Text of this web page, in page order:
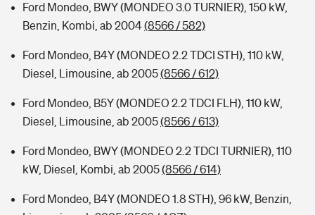
Ford Mondeo, BWY (MONDEO 3.0 TURNIER), 150 kW,
Benzin, Kombi, ab 2004(8566 / 582)
Ford Mondeo, B4Y (MONDEO 2.2 TDCI STH), 110 kW,
Diesel, Limousine, ab 2005(8566 / 612)
Ford Mondeo, B5Y (MONDEO 2.2 TDCI FLH), 110 kW,
Diesel, Limousine, ab 2005(8566 / 613)
Ford Mondeo, BWY (MONDEO 2.2 TDCI TURNIER), 110
kW, Diesel, Kombi, ab 2005(8566 / 614)
Ford Mondeo, B4Y (MONDEO 1.8 STH), 96 kW, Benzin,